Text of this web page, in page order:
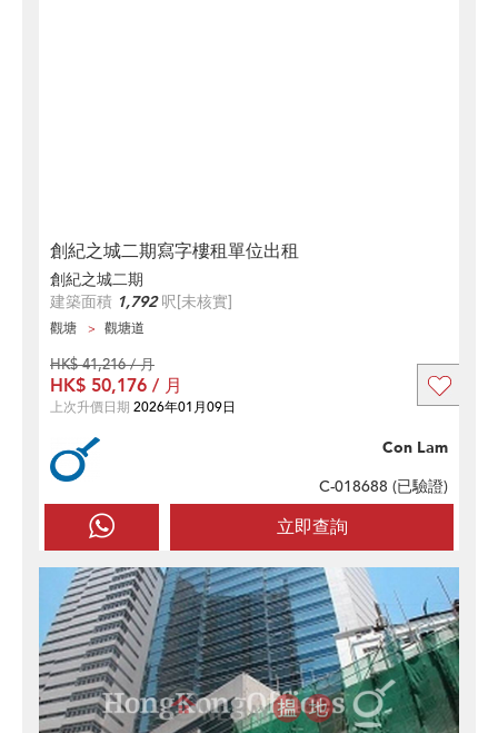
創紀之城二期寫字樓租單位出租
創紀之城二期
建築面積 1,792呎[未核實]
觀塘 觀塘道
立即查詢
Con Lam
C-018688 (已驗證)
HK$ 41,216 / 月
HK$ 50,176 / 月
上次升價日期 2026年01月09日